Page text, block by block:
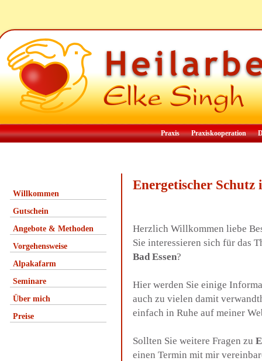
Praxis Praxiskooperation
Willkommen
Gutschein
Angebote & Methoden
Vorgehensweise
Alpakafarm
Seminare
Über mich
Preise
Energetischer Schutz
Herzlich Willkommen liebe
Sie interessieren sich für das
Bad Essen?
Hier werden Sie einige
auch zu vielen damit
einfach in Ruhe auf meiner
Sollten Sie weitere Fragen zu
einen Termin mit mir